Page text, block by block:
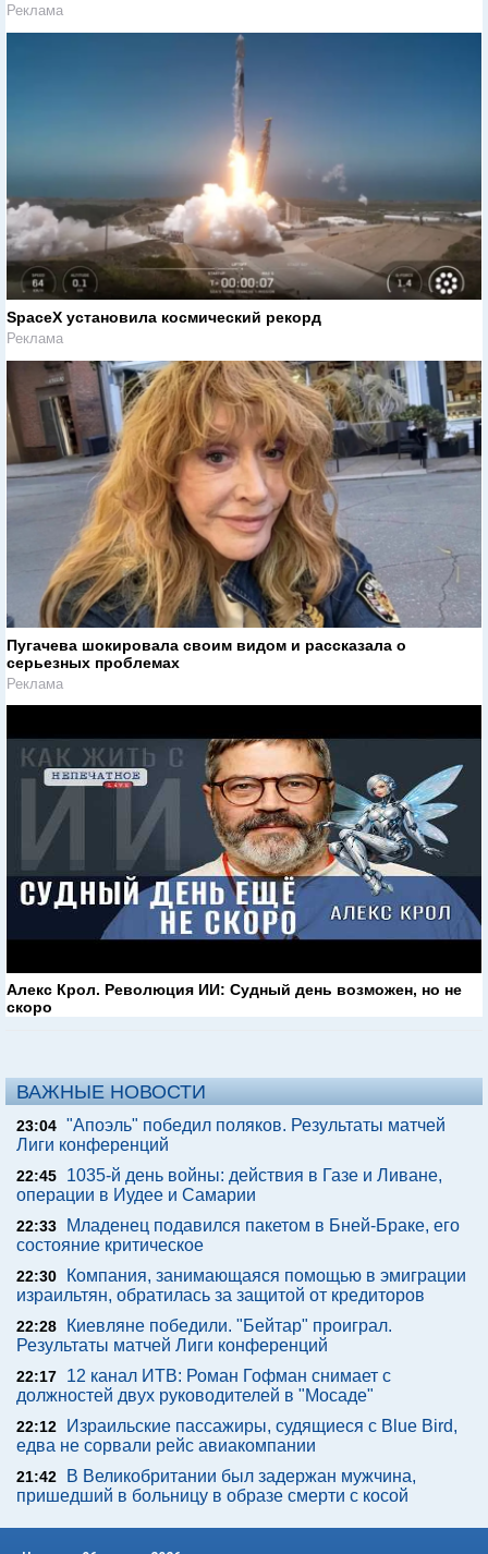
Реклама
SpaceX установила космический рекорд
Реклама
Пугачева шокировала своим видом и рассказала о
серьезных проблемах
Реклама
Алекс Крол. Революция ИИ: Судный день возможен, но не
скоро
ВАЖНЫЕ НОВОСТИ
23:04 "Апоэль" победил поляков. Результаты матчей
Лиги конференций
22:45
1035-й день войны: действия в Газе и Ливане,
операции в Иудее и Самарии
22:33
Младенец подавился пакетом в Бней-Браке, его
состояние критическое
22:30
Компания, занимающаяся помощью в эмиграции
израильтян, обратилась за защитой от кредиторов
22:28
Киевляне победили. "Бейтар" проиграл.
Результаты матчей Лиги конференций
22:17
12 канал ИТВ: Роман Гофман снимает с
должностей двух руководителей в "Мосаде"
22:12
Израильские пассажиры, судящиеся с Blue Bird,
едва не сорвали рейс авиакомпании
21:42
В Великобритании был задержан мужчина,
пришедший в больницу в образе смерти с косой